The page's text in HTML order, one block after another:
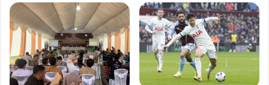
t
,
S
a
p
L
i
P
o
n
t
a
k